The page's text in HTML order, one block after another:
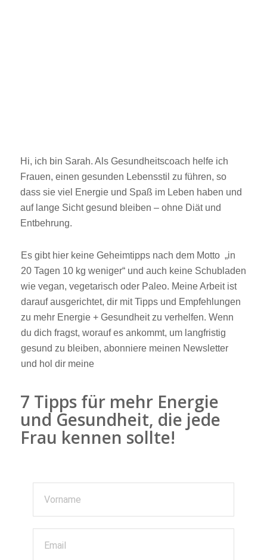
Hi, ich bin Sarah. Als Gesundheitscoach helfe ich
Frauen, einen gesunden Lebensstil zu führen, so
dass sie viel Energie und Spaß im Leben haben und
auf lange Sicht gesund bleiben – ohne Diät und
Entbehrung.
Es gibt hier keine Geheimtipps nach dem Motto „in
20 Tagen 10 kg weniger“ und auch keine Schubladen
wie vegan, vegetarisch oder Paleo. Meine Arbeit ist
darauf ausgerichtet, dir mit Tipps und Empfehlungen
zu mehr Energie + Gesundheit zu verhelfen. Wenn
du dich fragst, worauf es ankommt, um langfristig
gesund zu bleiben, abonniere meinen Newsletter
und hol dir meine
7 Tipps für mehr Energie
und Gesundheit, die jede
Frau kennen sollte!